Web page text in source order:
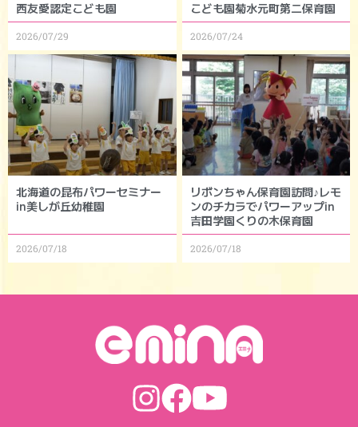
西友愛認定こども園
2026/07/29
こども園菊水元町第二保育園
2026/07/24
北海道の昆布パワーセミナー
in美しが丘幼稚園
2026/07/18
リボンちゃん保育園訪問♪レモ
ンのチカラでパワーアップin
吉田学園くりの木保育園
2026/07/18